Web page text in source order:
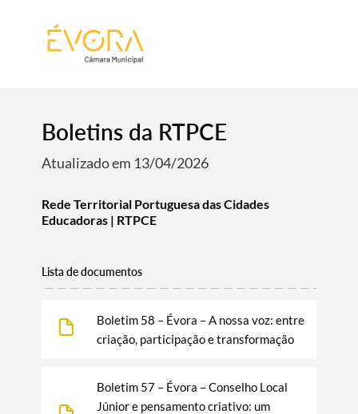
Boletins da RTPCE
Atualizado em 13/04/2026
Rede Territorial Portuguesa das Cidades
Educadoras | RTPCE​
Lista de documentos
Boletim 58 – Évora – A nossa voz: entre
criação, participação e transformação
Boletim 57 – Évora – Conselho Local
Júnior e pensamento criativo: um